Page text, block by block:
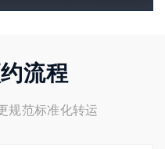
流程
规范标准化转运